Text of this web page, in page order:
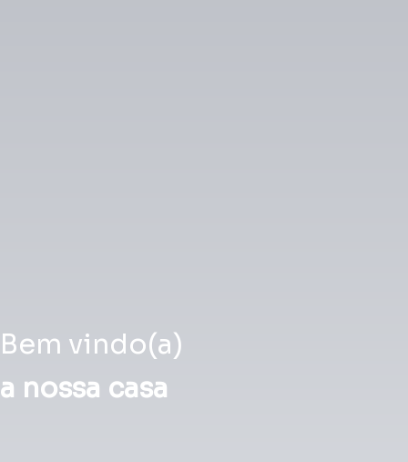
Bem vindo(a)
a nossa casa